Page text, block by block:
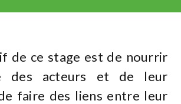
de ce stage est de nourrir
des acteurs et de leur
faire des liens entre leur